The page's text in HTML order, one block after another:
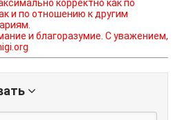
корректно как по
и по отношению к другим
и благоразумие. С уважением,